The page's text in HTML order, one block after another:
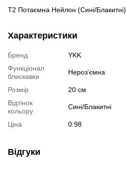
Т2 Потаємна Нейлон (Сині/Блакитні)
Характеристики
Бренд
YKK
Функціонал
блискавки
Нероз'ємна
Розмір
20 см
Відтінок
кольору
Сині/Блакитні
Ціна 0.98
Відгуки